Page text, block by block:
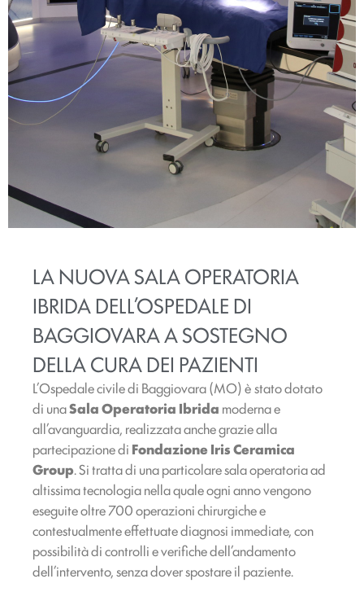
LA NUOVA SALA OPERATORIA
IBRIDA DELL’OSPEDALE DI
BAGGIOVARA A SOSTEGNO
DELLA CURA DEI PAZIENTI
L’Ospedale civile di Baggiovara (MO) è stato dotato
di unaSala Operatoria Ibrida moderna e
all’avanguardia, realizzata anche grazie alla
partecipazione di Fondazione Iris Ceramica
Group. Si tratta di una particolare sala operatoria ad
altissima tecnologia nella quale ogni anno vengono
eseguite oltre 700 operazioni chirurgiche e
contestualmente effettuate diagnosi immediate, con
possibilità di controlli e verifiche dell’andamento
dell’intervento, senza dover spostare il paziente.